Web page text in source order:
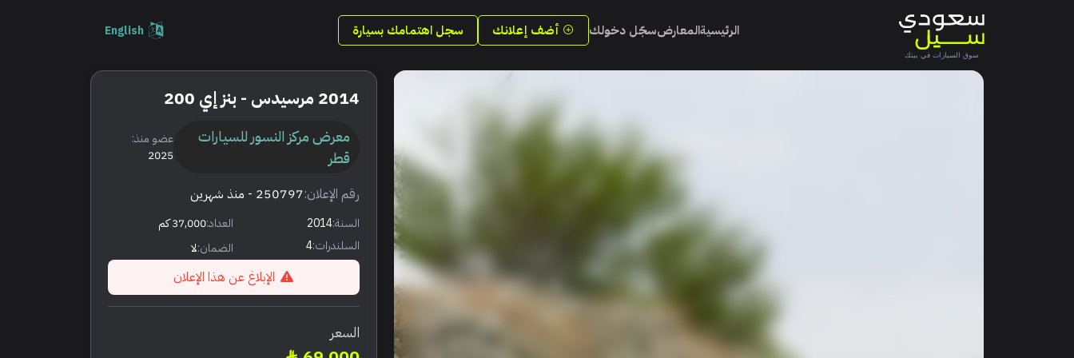
الرئيسيةالمعارضسجّل دخولك أضف إعلانك سجل اهتمامك بسيارة English
2014 مرسيدس - بنز إي 200
معرض مركز النسور للسيارات
قطر
عضو منذ:
2025
رقم الإعلان:250797 - منذ شهرين
السنة:2014 العداد:37,000 كم
السلندرات:4 الضمان:لا
الإبلاغ عن هذا الإعلان
السعر